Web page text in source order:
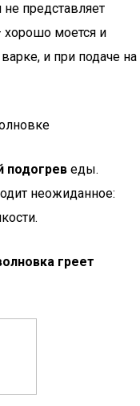
не представляет
хорошо моется и
и при подаче на
подогрев еды.
неожиданное:
греет